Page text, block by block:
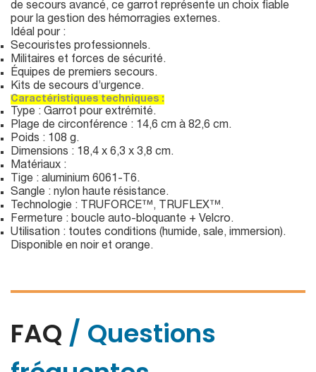
de secours avancé, ce garrot représente un choix fiable
pour la gestion des hémorragies externes.
Idéal pour :
Secouristes professionnels.
Militaires et forces de sécurité.
Équipes de premiers secours.
Kits de secours d’urgence.
Caractéristiques techniques :
Type : Garrot pour extrémité.
Plage de circonférence : 14,6 cm à 82,6 cm.
Poids : 108 g.
Dimensions : 18,4 x 6,3 x 3,8 cm.
Matériaux :
Tige : aluminium 6061-T6.
Sangle : nylon haute résistance.
Technologie : TRUFORCE™, TRUFLEX™.
Fermeture : boucle auto-bloquante + Velcro.
Utilisation : toutes conditions (humide, sale, immersion).
Disponible en noir et orange.
FAQ / Questions